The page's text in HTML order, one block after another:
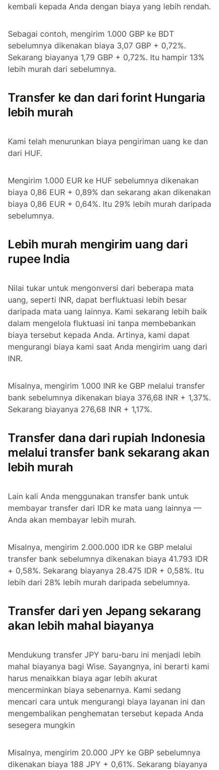
kembali kepada Anda dengan biaya yang lebih rendah.
Sebagai contoh, mengirim 1.000 GBP ke BDT
sebelumnya dikenakan biaya 3,07 GBP + 0,72%.
Sekarang biayanya 1,79 GBP + 0,72%. Itu hampir 13%
lebih murah dari sebelumnya.
Transfer ke dan dari forint Hungaria
lebih murah
Kami telah menurunkan biaya pengiriman uang ke dan
dari HUF.
Mengirim 1.000 EUR ke HUF sebelumnya dikenakan
biaya 0,86 EUR + 0,89% dan sekarang akan dikenakan
biaya 0,86 EUR + 0,64%. Itu 29% lebih murah daripada
sebelumnya.
Lebih murah mengirim uang dari
rupee India
Nilai tukar untuk mengonversi dari beberapa mata
uang, seperti INR, dapat berfluktuasi lebih besar
daripada mata uang lainnya. Kami sekarang lebih baik
dalam mengelola fluktuasi ini tanpa membebankan
biaya tersebut kepada Anda. Artinya, kami dapat
mengurangi biaya kami saat Anda mengirim uang dari
INR.
Misalnya, mengirim 1.000 INR ke GBP melalui transfer
bank sebelumnya dikenakan biaya 376,68 INR + 1,37%.
Sekarang biayanya 276,68 INR + 1,17%.
Transfer dana dari rupiah Indonesia
melalui transfer bank sekarang akan
lebih murah
Lain kali Anda menggunakan transfer bank untuk
membayar transfer dari IDR ke mata uang lainnya —
Anda akan membayar lebih murah.
Misalnya, mengirim 2.000.000 IDR ke GBP melalui
transfer bank sebelumnya dikenakan biaya 41.793 IDR
+ 0,58%. Sekarang biayanya 28.475 IDR + 0,58%. Itu
lebih dari 28% lebih murah daripada sebelumnya.
Transfer dari yen Jepang sekarang
akan lebih mahal biayanya
Mendukung transfer JPY baru-baru ini menjadi lebih
mahal biayanya bagi Wise. Sayangnya, ini berarti kami
harus menaikkan biaya agar lebih akurat
mencerminkan biaya sebenarnya. Kami sedang
mencari cara untuk mengurangi biaya layanan ini dan
mengembalikan penghematan tersebut kepada Anda
sesegera mungkin
Misalnya, mengirim 20.000 JPY ke GBP sebelumnya
dikenakan biaya 188 JPY + 0,61%. Sekarang biayanya